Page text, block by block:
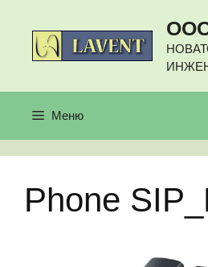
содержимому
Меню
Phone